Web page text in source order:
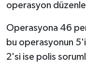
operasyon
Operasyona 46
bu operasyonun
2'si ise polis